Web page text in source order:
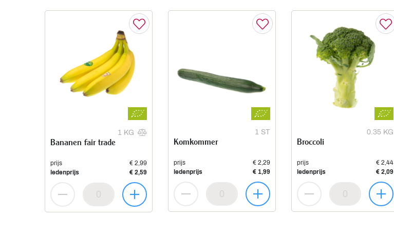
1 KG
Bananen fair trade
prijs
€ 2,99
ledenprijs
€ 2,59
1 ST
Komkommer
prijs
€ 2,29
ledenprijs
€ 1,99
0.35 KG
Broccoli
prijs
€ 2,44
ledenprijs
€ 2,09